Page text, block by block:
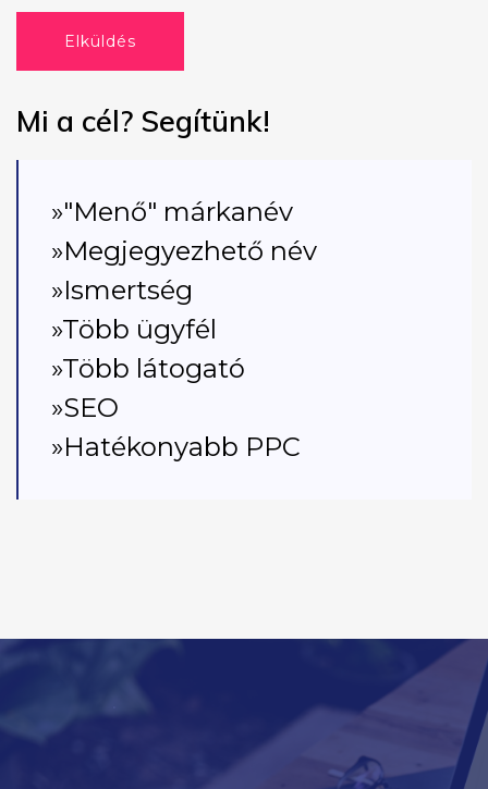
Elküldés
Mi a cél? Segítünk!
»"Menő" márkanév
»Megjegyezhető név
»Ismertség
»Több ügyfél
»Több látogató
»SEO
»Hatékonyabb PPC